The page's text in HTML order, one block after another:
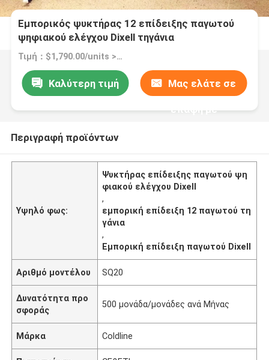
Εμπορικός ψυκτήρας 12 επίδειξης παγωτού
ψηφιακού ελέγχου Dixell τηγάνια
Τιμή：$1,790.00/units >=1 units
Καλύτερη τιμή Μας ελάτε σε
επαφή με
Περιγραφή προϊόντων
Υψηλό φως:
Ψυκτήρας επίδειξης παγωτού ψη
φιακού ελέγχου Dixell
,
εμπορική επίδειξη 12 παγωτού τη
γάνια
,
Εμπορική επίδειξη παγωτού Dixell
Αριθμό μοντέλου SQ20
Δυνατότητα προ
σφοράς
500 μονάδα/μονάδες ανά Μήνας
Μάρκα Coldline